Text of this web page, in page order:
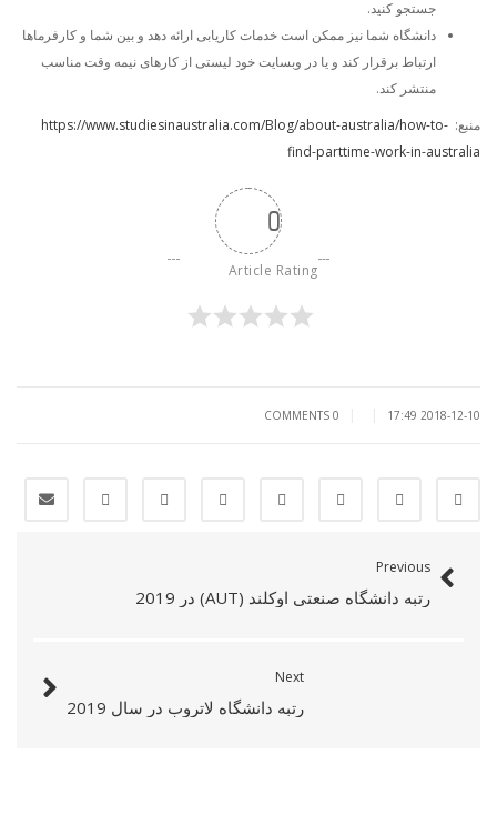
جستجو کنید.
دانشگاه شما نیز ممکن است خدمات کاریابی ارائه دهد و بین شما و کارفرماها
ارتباط برقرار کند و یا در وبسایت خود لیستی از کارهای نیمه وقت مناسب
منتشر کند.
منبع: https://www.studiesinaustralia.com/Blog/about-australia/how-to-
find-parttime-work-in-australia
0
Article Rating
2018-12-10 17:49
0 COMMENTS
Previous
رتبه دانشگاه صنعتی اوکلند (AUT) در 2019
Next
رتبه دانشگاه لاتروب در سال 2019